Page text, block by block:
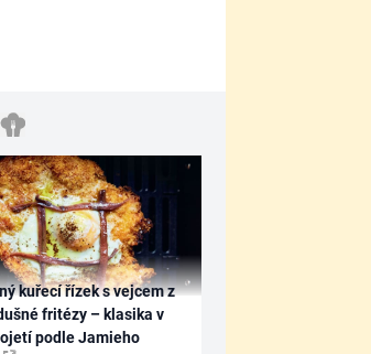
kuřecí řízek s vejcem z
fritézy – klasika v
podle Jamieho